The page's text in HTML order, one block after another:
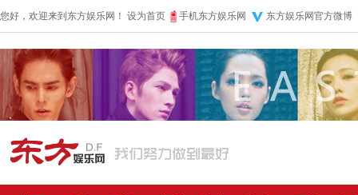
您好，欢迎来到东方娱乐网！ 设为首页 手机东方娱乐网 东方娱乐网官方微博